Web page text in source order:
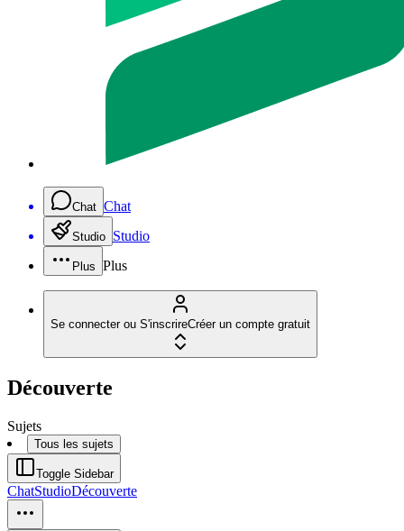
Chat Chat
Studio Studio
Plus Plus
Se connecter ou S'inscrireCréer un compte gratuit
Découverte
Sujets
Tous les sujets
Toggle Sidebar
ChatStudioDécouverte